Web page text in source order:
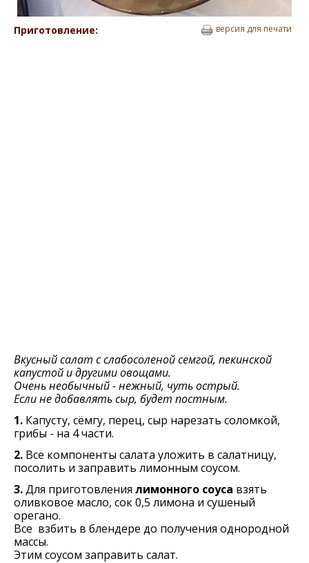
Приготовление: версия для печати
Вкусный салат с слабосоленой семгой, пекинской
капустой и другими овощами.
Очень необычный - нежный, чуть острый.
Если не добавлять сыр, будет постным.
1. Капусту, сёмгу, перец, сыр нарезать соломкой,
грибы - на 4 части.
2. Все компоненты салата уложить в салатницу,
посолить и заправить лимонным соусом.
3.Для приготовления лимонного соуса взять
оливковое масло, сок 0,5 лимона и сушеный
орегано.
Все взбить в блендере до получения однородной
массы.
Этим соусом заправить салат.